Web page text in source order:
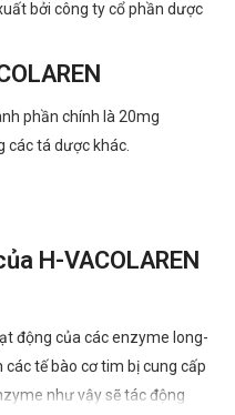
bởi công ty cổ phần dược
phần chính là 20mg
các tá dược khác.
H-VACOLAREN
động của các enzyme long-
tế bào cơ tim bị cung cấp
như vậy sẽ tác động